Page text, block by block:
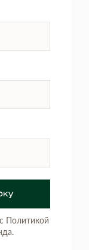
Политикой